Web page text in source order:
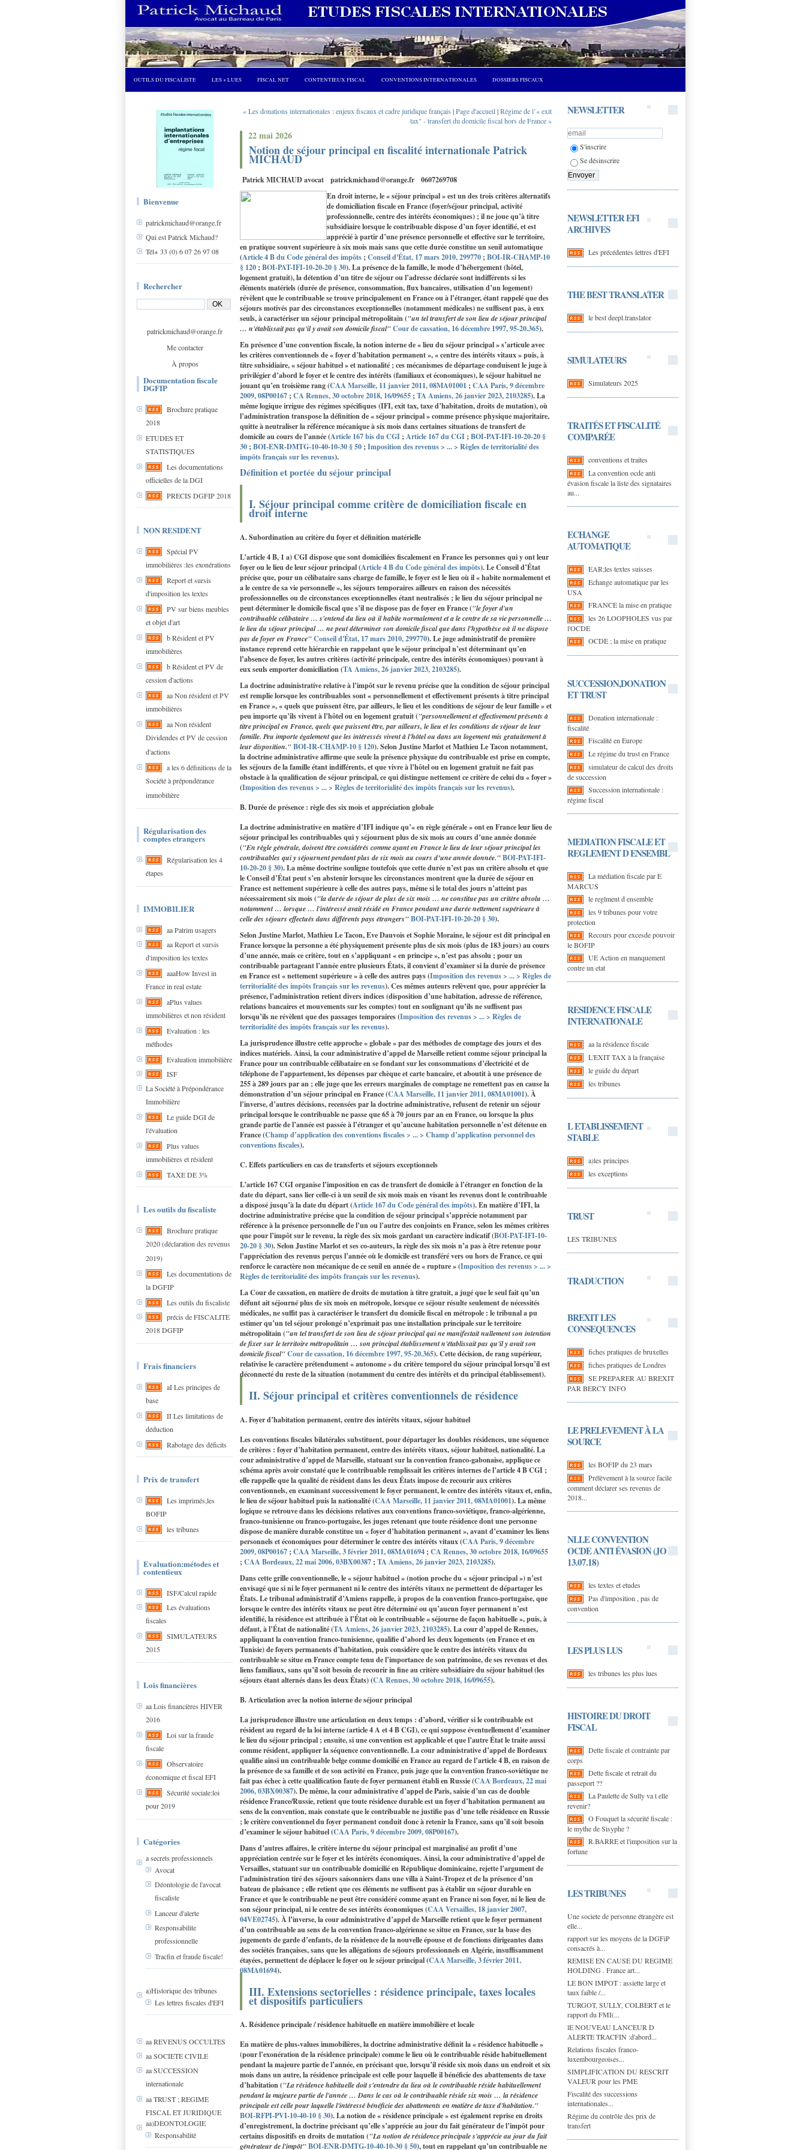
OUTILS DU FISCALISTE LES + LUES FISCAL NET CONTENTIEUX FISCAL CONVENTIONS INTERNATIONALES DOSSIERS FISCAUX
Bienvenue
patrickmichaud@orange.fr
Qui est Patrick Michaud?
Tél+ 33 (0) 6 07 26 97 08
Rechercher
patrickmichaud@orange.fr
Me contacter
À propos
Documentation fiscale
DGFIP
Brochure pratique
2018
ETUDES ET
STATISTIQUES
Les documentations
officielles de la DGI
PRECIS DGFIP 2018
NON RESIDENT
Spécial PV
immobilières :les exonérations
Report et sursis
d'imposition les textes
PV sur biens meubles
et objet d'art
b Résident et PV
immobilières
b Résident et PV de
cession d'actions
aa Non résident et PV
immobilières
aa Non résident
Dividendes et PV de cession
d'actions
a les 6 définitions de la
Société à prépondérance
immobilière
Régularisation des
comptes etrangers
Régularisation les 4
étapes
IMMOBILIER
aa Patrim usagers
aa Report et sursis
d'imposition les textes
aaaHow Invest in
France in real estate
aPlus values
immobilières et non résident
Evaluation : les
méthodes
Evaluation immobilière
ISF
La Société à Prépondérance
Immobilière
Le guide DGI de
l'évaluation
Plus values
immobilières et résident
TAXE DE 3%
Les outils du fiscaliste
Brochure pratique
2020 (déclaration des revenus
2019)
Les documentations de
la DGFIP
Les outils du fiscaliste
précis de FISCALITE
2018 DGFIP
Frais financiers
aI Les principes de
base
II Les limitations de
déduction
Rabotage des déficits
Prix de transfert
Les imprimés,les
BOFIP
les tribunes
Evaluation:métodes et
contentieux
ISF/Calcul rapide
Les évaluations
fiscales
SIMULATEURS
2015
Lois financières
aa Lois financières HIVER
2016
Loi sur la fraude
fiscale
Observatoire
économique et fiscal EFI
Sécurité sociale:loi
pour 2019
Catégories
a secrets professionnels
Avocat
Déontologie de l'avocat
fiscaliste
Lanceur d'alerte
Responsabilite
professionnelle
Tracfin et fraude fiscale!
a)Historique des tribunes
Les lettres fiscales d'EFI
aa REVENUS OCCULTES
aa SOCIETE CIVILE
aa SUCCESSION
internationale
aa TRUST ; REGIME
FISCAL ET JURIDIQUE
aa)DEONTOLOGIE
Responsabilité
NEWSLETTER
S'inscrire
Se désinscrire
NEWSLETTER EFI
ARCHIVES
Les précédentes lettres d'EFI
THE BEST TRANSLATER
le best deepl.translator
SIMULATEURS
Simulateurs 2025
TRAITÉS ET FISCALITÉ
COMPARÉE
conventions et traites
La convention ocde anti
évasion fiscale la liste des signataires
au...
ECHANGE
AUTOMATIQUE
EAR;les textes suisses
Echange automatique par les
USA
FRANCE la mise en pratique
les 26 LOOPHOLES vus par
l'OCDE
OCDE ; la mise en pratique
SUCCESSION,DONATION
ET TRUST
Donation internationale :
fiscalité
Fiscalité en Europe
Le régime du trust en France
simulateur de calcul des droits
de succession
Succession internationale :
régime fiscal
MEDIATION FISCALE ET
REGLEMENT D ENSEMBL
La médiation fiscale par E
MARCUS
le reglment d ensemble
les 9 tribunes pour votre
protection
Recours pour excesde pouvoir
le BOFIP
UE Action en manquement
contre un etat
RESIDENCE FISCALE
INTERNATIONALE
aa la résidence fiscale
L'EXIT TAX à la française
le guide du départ
les tribunes
L ETABLISSEMENT
STABLE
a)les principes
les exceptions
TRUST
LES TRIBUNES
TRADUCTION
BREXIT LES
CONSEQUENCES
fiches pratiques de bruxelles
fiches pratiques de Londres
SE PREPARER AU BREXIT
PAR BERCY INFO
LE PRELEVEMENT À LA
SOURCE
les BOFIP du 23 mars
Prélèvement à la source facile
comment déclarer ses revenus de
2018...
NLLE CONVENTION
OCDE ANTI ÉVASION (JO
13.07.18)
les textes et etudes
Pas d'imposition , pas de
convention
LES PLUS LUS
les tribunes les plus lues
HISTOIRE DU DROIT
FISCAL
Dette fiscale et contrainte par
corps
Dette fiscale et retrait du
passeport ??
La Paulette de Sully va t elle
revenir?
O Fouquet la sécurité fiscale :
le mythe de Sisyphe ?
R.BARRE et l'imposition sur la
fortune
LES TRIBUNES
Une societe de personne étrangère est
elle...
rapport sur les moyens de la DGFiP
consacrés à...
REMISE EN CAUSE DU REGIME
HOLDING . France art...
LE BON IMPOT : assiette large et
taux faible /...
TURGOT, SULLY, COLBERT et le
rapport du FMI(...
lE NOUVEAU LANCEUR D
ALERTE TRACFIN :d'abord...
Relations fiscales franco-
luxembourgeoises...
SIMPLIFICATION DU RESCRIT
VALEUR pour les PME
Fiscalité des successions
internationales...
Régime du contrôle des prix de
transfert
« Les donations internationales : enjeux fiscaux et cadre juridique français |Page d'accueil|Régime de l’« exit
tax" - transfert du domicile fiscal hors de France »
22 mai 2026
Notion de séjour principal en fiscalité internationale Patrick
MICHAUD
Patrick MICHAUD avocat patrickmichaud@orange.fr 0607269708
En droit interne, le « séjour principal » est un des trois critères alternatifs
de domiciliation fiscale en France (foyer/séjour principal, activité
professionnelle, centre des intérêts économiques) ; il ne joue qu’à titre
subsidiaire lorsque le contribuable dispose d’un foyer identifié, et est
apprécié à partir d’une présence personnelle et effective sur le territoire,
en pratique souvent supérieure à six mois mais sans que cette durée constitue un seuil automatique
(Article 4 B du Code général des impôts ; Conseil d'État, 17 mars 2010, 299770 ; BOI-IR-CHAMP-10
§ 120 ; BOI-PAT-IFI-10-20-20 § 30). La présence de la famille, le mode d’hébergement (hôtel,
logement gratuit), la détention d’un titre de séjour ou l’adresse déclarée sont indifférents si les
éléments matériels (durée de présence, consommation, flux bancaires, utilisation d’un logement)
révèlent que le contribuable se trouve principalement en France ou à l’étranger, étant rappelé que des
séjours motivés par des circonstances exceptionnelles (notamment médicales) ne suffisent pas, à eux
seuls, à caractériser un séjour principal métropolitain ("un tel transfert de son lieu de séjour principal
… n'établissait pas qu'il y avait son domicile fiscal"Cour de cassation, 16 décembre 1997, 95-20.365).
En présence d’une convention fiscale, la notion interne de « lieu du séjour principal » s’articule avec
les critères conventionnels de « foyer d’habitation permanent », « centre des intérêts vitaux » puis, à
titre subsidiaire, « séjour habituel » et nationalité ; ces mécanismes de départage conduisent le juge à
privilégier d’abord le foyer et le centre des intérêts (familiaux et économiques), le séjour habituel ne
jouant qu’en troisième rang (CAA Marseille, 11 janvier 2011, 08MA01001 ; CAA Paris, 9 décembre
2009, 08P00167 ; CA Rennes, 30 octobre 2018, 16/09655 ; TA Amiens, 26 janvier 2023, 2103285). La
même logique irrigue des régimes spécifiques (IFI, exit tax, taxe d’habitation, droits de mutation), où
l’administration transpose la définition de « séjour principal » comme présence physique majoritaire,
quitte à neutraliser la référence mécanique à six mois dans certaines situations de transfert de
domicile au cours de l’année (Article 167 bis du CGI ; Article 167 du CGI ; BOI-PAT-IFI-10-20-20 §
30 ; BOI-ENR-DMTG-10-40-10-30 § 50 ; Imposition des revenus > ... > Règles de territorialité des
impôts français sur les revenus).
Définition et portée du séjour principal
I. Séjour principal comme critère de domiciliation fiscale en
droit interne
A. Subordination au critère du foyer et définition matérielle
L’article 4 B, 1 a) CGI dispose que sont domiciliées fiscalement en France les personnes qui y ont leur
foyer ou le lieu de leur séjour principal (Article 4 B du Code général des impôts). Le Conseil d’État
précise que, pour un célibataire sans charge de famille, le foyer est le lieu où il « habite normalement et
a le centre de sa vie personnelle », les séjours temporaires ailleurs en raison des nécessités
professionnelles ou de circonstances exceptionnelles étant neutralisés ; le lieu du séjour principal ne
peut déterminer le domicile fiscal que s’il ne dispose pas de foyer en France ("le foyer d'un
contribuable célibataire … s'entend du lieu où il habite normalement et a le centre de sa vie personnelle …
le lieu du séjour principal … ne peut déterminer son domicile fiscal que dans l'hypothèse où il ne dispose
pas de foyer en France"Conseil d'État, 17 mars 2010, 299770). Le juge administratif de première
instance reprend cette hiérarchie en rappelant que le séjour principal n’est déterminant qu’en
l’absence de foyer, les autres critères (activité principale, centre des intérêts économiques) pouvant à
eux seuls emporter domiciliation (TA Amiens, 26 janvier 2023, 2103285).
La doctrine administrative relative à l’impôt sur le revenu précise que la condition de séjour principal
est remplie lorsque les contribuables sont « personnellement et effectivement présents à titre principal
en France », « quels que puissent être, par ailleurs, le lieu et les conditions de séjour de leur famille » et
peu importe qu’ils vivent à l’hôtel ou en logement gratuit ("personnellement et effectivement présents à
titre principal en France, quels que puissent être, par ailleurs, le lieu et les conditions de séjour de leur
famille. Peu importe également que les intéressés vivent à l'hôtel ou dans un logement mis gratuitement à
leur disposition."BOI-IR-CHAMP-10 § 120). Selon Justine Marlot et Mathieu Le Tacon notamment,
la doctrine administrative affirme que seule la présence physique du contribuable est prise en compte,
les séjours de la famille étant indifférents, et que vivre à l’hôtel ou en logement gratuit ne fait pas
obstacle à la qualification de séjour principal, ce qui distingue nettement ce critère de celui du « foyer »
(Imposition des revenus > ... > Règles de territorialité des impôts français sur les revenus).
B. Durée de présence : règle des six mois et appréciation globale
La doctrine administrative en matière d’IFI indique qu’« en règle générale » ont en France leur lieu de
séjour principal les contribuables qui y séjournent plus de six mois au cours d’une année donnée
("En règle générale, doivent être considérés comme ayant en France le lieu de leur séjour principal les
contribuables qui y séjournent pendant plus de six mois au cours d’une année donnée."BOI-PAT-IFI-
10-20-20 § 30). La même doctrine souligne toutefois que cette durée n’est pas un critère absolu et que
le Conseil d’État peut s’en abstenir lorsque les circonstances montrent que la durée de séjour en
France est nettement supérieure à celle des autres pays, même si le total des jours n’atteint pas
nécessairement six mois ("la durée de séjour de plus de six mois … ne constitue pas un critère absolu …
notamment … lorsque … l'intéressé avait résidé en France pendant une durée nettement supérieure à
celle des séjours effectués dans différents pays étrangers"BOI-PAT-IFI-10-20-20 § 30).
Selon Justine Marlot, Mathieu Le Tacon, Eve Dauvois et Sophie Moraine, le séjour est dit principal en
France lorsque la personne a été physiquement présente plus de six mois (plus de 183 jours) au cours
d’une année, mais ce critère, tout en s’appliquant « en principe », n’est pas absolu ; pour un
contribuable partageant l’année entre plusieurs États, il convient d’examiner si la durée de présence
en France est « nettement supérieure » à celle des autres pays (Imposition des revenus > ... > Règles de
territorialité des impôts français sur les revenus). Ces mêmes auteurs relèvent que, pour apprécier la
présence, l’administration retient divers indices (disposition d’une habitation, adresse de référence,
relations bancaires et mouvements sur les comptes) tout en soulignant qu’ils ne suffisent pas
lorsqu’ils ne révèlent que des passages temporaires (Imposition des revenus > ... > Règles de
territorialité des impôts français sur les revenus).
La jurisprudence illustre cette approche « globale » par des méthodes de comptage des jours et des
indices matériels. Ainsi, la cour administrative d’appel de Marseille retient comme séjour principal la
France pour un contribuable célibataire en se fondant sur les consommations d’électricité et de
téléphone de l’appartement, les dépenses par chèque et carte bancaire, et aboutit à une présence de
255 à 289 jours par an ; elle juge que les erreurs marginales de comptage ne remettent pas en cause la
démonstration d’un séjour principal en France (CAA Marseille, 11 janvier 2011, 08MA01001). À
l’inverse, d’autres décisions, recensées par la doctrine administrative, refusent de retenir un séjour
principal lorsque le contribuable ne passe que 65 à 70 jours par an en France, ou lorsque la plus
grande partie de l’année est passée à l’étranger et qu’aucune habitation personnelle n’est détenue en
France (Champ d’application des conventions fiscales > ... > Champ d’application personnel des
conventions fiscales).
C. Effets particuliers en cas de transferts et séjours exceptionnels
L’article 167 CGI organise l’imposition en cas de transfert de domicile à l’étranger en fonction de la
date du départ, sans lier celle‑ci à un seuil de six mois mais en visant les revenus dont le contribuable
a disposé jusqu’à la date du départ (Article 167 du Code général des impôts). En matière d’IFI, la
doctrine administrative précise que la condition de séjour principal s’apprécie notamment par
référence à la présence personnelle de l’un ou l’autre des conjoints en France, selon les mêmes critères
que pour l’impôt sur le revenu, la règle des six mois gardant un caractère indicatif (BOI-PAT-IFI-10-
20-20 § 30). Selon Justine Marlot et ses co‑auteurs, la règle des six mois n’a pas à être retenue pour
l’appréciation des revenus perçus l’année où le domicile est transféré vers ou hors de France, ce qui
renforce le caractère non mécanique de ce seuil en année de « rupture » (Imposition des revenus > ... >
Règles de territorialité des impôts français sur les revenus).
La Cour de cassation, en matière de droits de mutation à titre gratuit, a jugé que le seul fait qu’un
défunt ait séjourné plus de six mois en métropole, lorsque ce séjour résulte seulement de nécessités
médicales, ne suffit pas à caractériser le transfert du domicile fiscal en métropole : le tribunal a pu
estimer qu’un tel séjour prolongé n’exprimait pas une installation principale sur le territoire
métropolitain ("un tel transfert de son lieu de séjour principal qui ne manifestait nullement son intention
de fixer sur le territoire métropolitain … son principal établissement n'établissait pas qu'il y avait son
domicile fiscal"Cour de cassation, 16 décembre 1997, 95-20.365). Cette décision, de rang supérieur,
relativise le caractère prétendument « autonome » du critère temporel du séjour principal lorsqu’il est
déconnecté du reste de la situation (notamment du centre des intérêts et du principal établissement).
II. Séjour principal et critères conventionnels de résidence
A. Foyer d’habitation permanent, centre des intérêts vitaux, séjour habituel
Les conventions fiscales bilatérales substituent, pour départager les doubles résidences, une séquence
de critères : foyer d’habitation permanent, centre des intérêts vitaux, séjour habituel, nationalité. La
cour administrative d’appel de Marseille, statuant sur la convention franco‑gabonaise, applique ce
schéma après avoir constaté que le contribuable remplissait les critères internes de l’article 4 B CGI ;
elle rappelle que la qualité de résident dans les deux États impose de recourir aux critères
conventionnels, en examinant successivement le foyer permanent, le centre des intérêts vitaux et, enfin,
le lieu de séjour habituel puis la nationalité (CAA Marseille, 11 janvier 2011, 08MA01001). La même
logique se retrouve dans les décisions relatives aux conventions franco‑soviétique, franco‑algérienne,
franco‑tunisienne ou franco‑portugaise, les juges retenant que toute résidence dont une personne
dispose de manière durable constitue un « foyer d’habitation permanent », avant d’examiner les liens
personnels et économiques pour déterminer le centre des intérêts vitaux (CAA Paris, 9 décembre
2009, 08P00167 ; CAA Marseille, 3 février 2011, 08MA01694 ; CA Rennes, 30 octobre 2018, 16/09655
; CAA Bordeaux, 22 mai 2006, 03BX00387 ; TA Amiens, 26 janvier 2023, 2103285).
Dans cette grille conventionnelle, le « séjour habituel » (notion proche du « séjour principal ») n’est
envisagé que si ni le foyer permanent ni le centre des intérêts vitaux ne permettent de départager les
États. Le tribunal administratif d’Amiens rappelle, à propos de la convention franco‑portugaise, que
lorsque le centre des intérêts vitaux ne peut être déterminé ou qu’aucun foyer permanent n’est
identifié, la résidence est attribuée à l’État où le contribuable « séjourne de façon habituelle », puis, à
défaut, à l’État de nationalité (TA Amiens, 26 janvier 2023, 2103285). La cour d’appel de Rennes,
appliquant la convention franco‑tunisienne, qualifie d’abord les deux logements (en France et en
Tunisie) de foyers permanents d’habitation, puis considère que le centre des intérêts vitaux du
contribuable se situe en France compte tenu de l’importance de son patrimoine, de ses revenus et des
liens familiaux, sans qu’il soit besoin de recourir in fine au critère subsidiaire du séjour habituel (les
séjours étant alternés dans les deux États) (CA Rennes, 30 octobre 2018, 16/09655).
B. Articulation avec la notion interne de séjour principal
La jurisprudence illustre une articulation en deux temps : d’abord, vérifier si le contribuable est
résident au regard de la loi interne (article 4 A et 4 B CGI), ce qui suppose éventuellement d’examiner
le lieu du séjour principal ; ensuite, si une convention est applicable et que l’autre État le traite aussi
comme résident, appliquer la séquence conventionnelle. La cour administrative d’appel de Bordeaux
qualifie ainsi un contribuable belge comme domicilié en France au regard de l’article 4 B, en raison de
la présence de sa famille et de son activité en France, puis juge que la convention franco‑soviétique ne
fait pas échec à cette qualification faute de foyer permanent établi en Russie (CAA Bordeaux, 22 mai
2006, 03BX00387). De même, la cour administrative d’appel de Paris, saisie d’un cas de double
résidence France/Russie, retient que toute résidence durable est un foyer d’habitation permanent au
sens de la convention, mais constate que le contribuable ne justifie pas d’une telle résidence en Russie
; le critère conventionnel du foyer permanent conduit donc à retenir la France, sans qu’il soit besoin
d’examiner le séjour habituel (CAA Paris, 9 décembre 2009, 08P00167).
Dans d’autres affaires, le critère interne du séjour principal est marginalisé au profit d’une
appréciation centrée sur le foyer et les intérêts économiques. Ainsi, la cour administrative d’appel de
Versailles, statuant sur un contribuable domicilié en République dominicaine, rejette l’argument de
l’administration tiré des séjours saisonniers dans une villa à Saint‑Tropez et de la présence d’un
bateau de plaisance ; elle retient que ces éléments ne suffisent pas à établir un séjour durable en
France et que le contribuable ne peut être considéré comme ayant en France ni son foyer, ni le lieu de
son séjour principal, ni le centre de ses intérêts économiques (CAA Versailles, 18 janvier 2007,
04VE02745). À l’inverse, la cour administrative d’appel de Marseille retient que le foyer permanent
d’un contribuable au sens de la convention franco‑algérienne se situe en France, sur la base des
jugements de garde d’enfants, de la résidence de la nouvelle épouse et de fonctions dirigeantes dans
des sociétés françaises, sans que les allégations de séjours professionnels en Algérie, insuffisamment
étayées, permettent de déplacer le foyer ou le séjour principal (CAA Marseille, 3 février 2011,
08MA01694).
III. Extensions sectorielles : résidence principale, taxes locales
et dispositifs particuliers
A. Résidence principale / résidence habituelle en matière immobilière et locale
En matière de plus‑values immobilières, la doctrine administrative définit la « résidence habituelle »
(pour l’exonération de la résidence principale) comme le lieu où le contribuable réside habituellement
pendant la majeure partie de l’année, en précisant que, lorsqu’il réside six mois dans un endroit et six
mois dans un autre, la résidence principale est celle pour laquelle il bénéficie des abattements de taxe
d’habitation ("La résidence habituelle doit s'entendre du lieu où le contribuable réside habituellement
pendant la majeure partie de l'année … Dans le cas où le contribuable réside six mois … la résidence
principale est celle pour laquelle l'intéressé bénéficie des abattements en matière de taxe d'habitation."
BOI-RFPI-PVI-10-40-10 § 30). La notion de « résidence principale » est également reprise en droits
d’enregistrement, la doctrine précisant qu’elle s’apprécie au jour du fait générateur de l’impôt pour
certains dispositifs en droits de mutation ("La notion de résidence principale s'apprécie au jour du fait
générateur de l'impôt"BOI-ENR-DMTG-10-40-10-30 § 50), tout en rappelant qu’un contribuable ne